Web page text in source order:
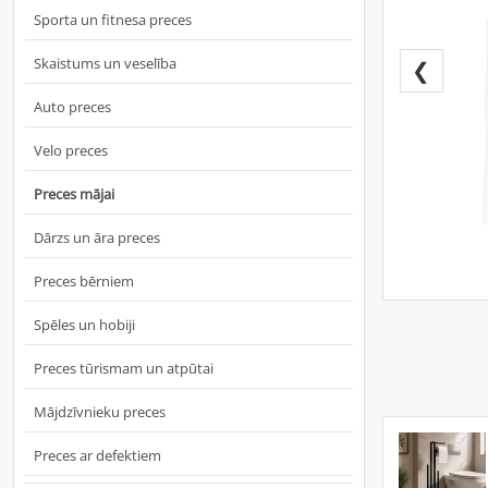
Sporta un fitnesa preces
Skaistums un veselība
Auto preces
Velo preces
Preces mājai
Dārzs un āra preces
Preces bērniem
Spēles un hobiji
Preces tūrismam un atpūtai
Mājdzīvnieku preces
Preces ar defektiem
❮